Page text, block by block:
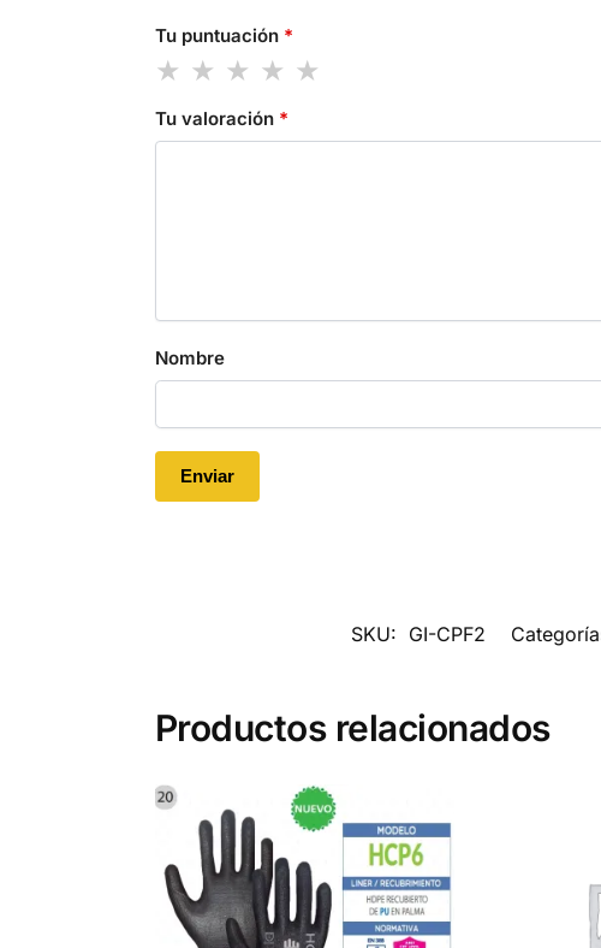
Tu puntuación *
Tu valoración *
Nombre
SKU: GI-CPF2
Productos relacionados